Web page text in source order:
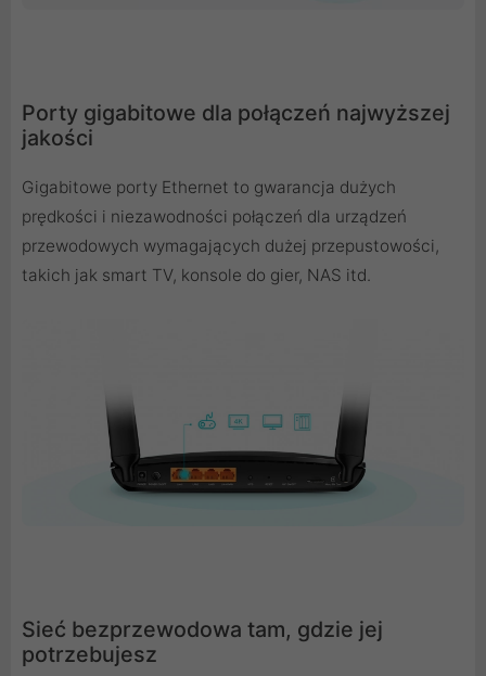
Porty gigabitowe dla połączeń najwyższej
jakości
Gigabitowe porty Ethernet to gwarancja dużych
prędkości i niezawodności połączeń dla urządzeń
przewodowych wymagających dużej przepustowości,
takich jak smart TV, konsole do gier, NAS itd.
Sieć bezprzewodowa tam, gdzie jej
potrzebujesz